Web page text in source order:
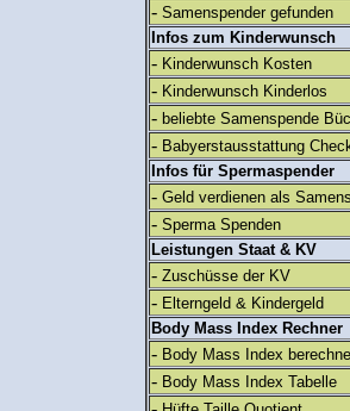
- Samenspender gefunden
Infos zum Kinderwunsch
- Kinderwunsch Kosten
- Kinderwunsch Kinderlos
- beliebte Samenspende
- Babyerstausstattung
Infos für Spermaspender
- Geld verdienen als
- Sperma Spenden
Leistungen Staat & KV
- Zuschüsse der KV
- Elterngeld & Kindergeld
Body Mass Index Rechner
- Body Mass Index
- Body Mass Index Tabelle